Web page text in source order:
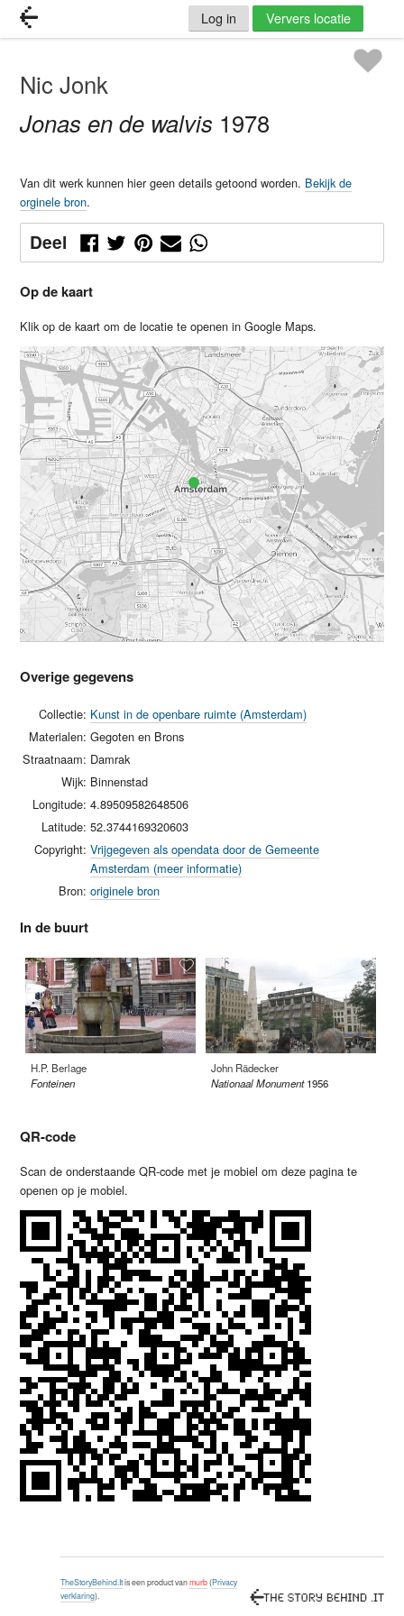
Log in Ververs locatie
Nic Jonk
Jonas en de walvis 1978
Van dit werk kunnen hier geen details getoond worden. Bekijk de
orginele bron.
Deel
Op de kaart
Klik op de kaart om de locatie te openen in Google Maps.
Overige gegevens
Collectie: Kunst in de openbare ruimte (Amsterdam)
Materialen: Gegoten en Brons
Straatnaam: Damrak
Wijk: Binnenstad
Longitude: 4.89509582648506
Latitude: 52.3744169320603
Copyright: Vrijgegeven als opendata door de Gemeente
Amsterdam (meer informatie)
Bron: originele bron
In de buurt
H.P. Berlage
Fonteinen
John Rädecker
Nationaal Monument 1956
QR-code
Scan de onderstaande QR-code met je mobiel om deze pagina te
openen op je mobiel.
TheStoryBehind.Itis een product vanmurb(Privacy
verklaring).